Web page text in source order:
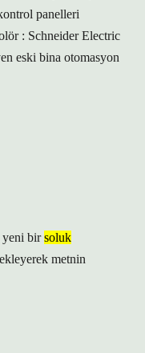
panelleri
: Schneider Electric
eski bina otomasyon
yeni birsoluk
metnin